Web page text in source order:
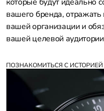
вашего бренда, отражать
вашей организации и
вашей целевой
ПОЗНАКОМИТЬСЯ С